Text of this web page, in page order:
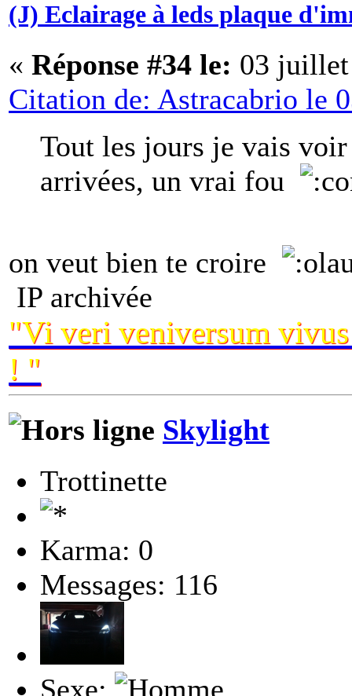
(J) Eclairage à leds plaque
« Réponse #34 le: 03 juillet
Citation de: Astracabrio le
Tout les jours je vais
arrivées, un vrai fou
on veut bien te croire
IP archivée
"Vi veri veniversum
! "
Skylight
Trottinette
Karma: 0
Messages: 116
Sexe: